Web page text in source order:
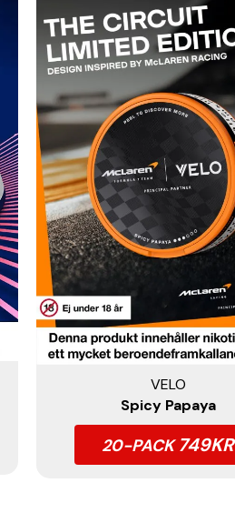
VELO
Spicy Papaya
20-PACK749KR